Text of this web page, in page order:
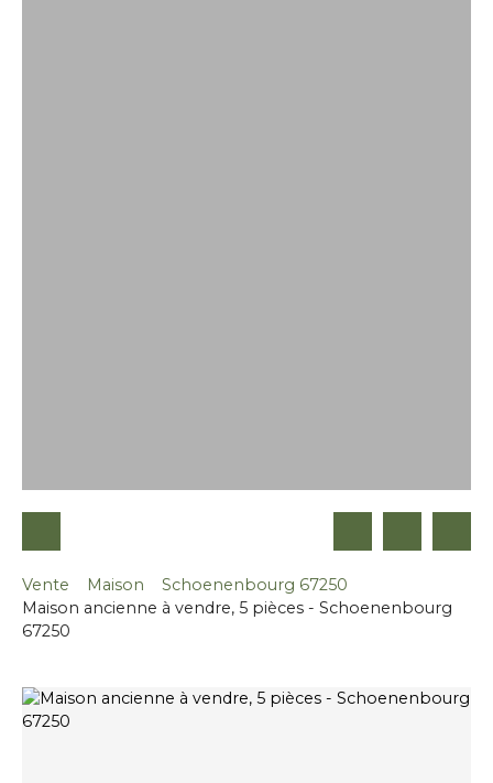
Vente Maison
Schoenenbourg 67250
Maison ancienne à vendre, 5 pièces - Schoenenbourg
67250